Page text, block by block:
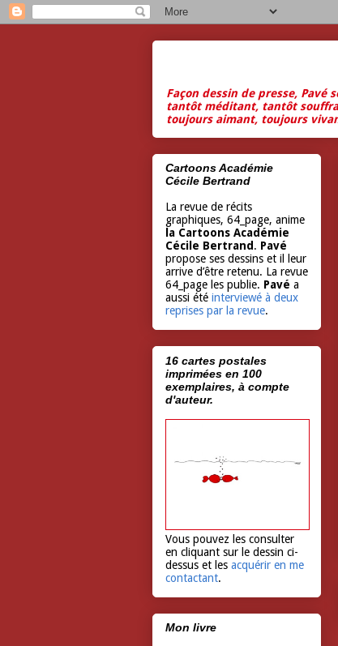
Façon dessin de presse, Pavé
tantôt méditant, tantôt
toujours aimant, toujours
Cartoons Académie
Cécile Bertrand
La revue de récits
graphiques, 64_page, anime
la Cartoons Académie
Cécile Bertrand. Pavé
propose ses dessins et il leur
arrive d’être retenu. La revue
64_page les publie. Pavé a
aussi été interviewé à deux
reprises par la revue.
16 cartes postales
imprimées en 100
exemplaires, à compte
d'auteur.
Vous pouvez les consulter
en cliquant sur le dessin ci-
dessus et les acquérir en me
contactant.
Mon livre